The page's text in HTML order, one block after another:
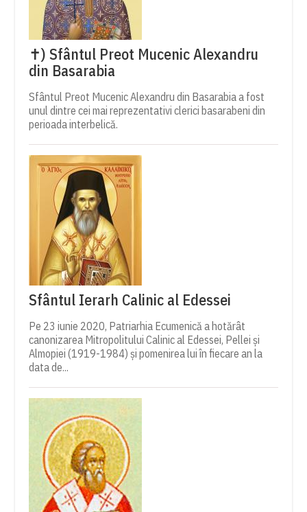
✝) Sfântul Preot Mucenic Alexandru
din Basarabia
Sfântul Preot Mucenic Alexandru din Basarabia a fost
unul dintre cei mai reprezentativi clerici basarabeni din
perioada interbelică.
Sfântul Ierarh Calinic al Edessei
Pe 23 iunie 2020, Patriarhia Ecumenică a hotărât
canonizarea Mitropolitului Calinic al Edessei, Pellei și
Almopiei (1919-1984) și pomenirea lui în fiecare an la
data de...